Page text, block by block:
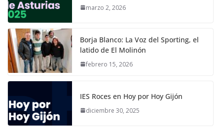
marzo 2, 2026
Borja Blanco: La Voz del Sporting, el
latido de El Molinón
febrero 15, 2026
IES Roces en Hoy por Hoy Gijón
diciembre 30, 2025